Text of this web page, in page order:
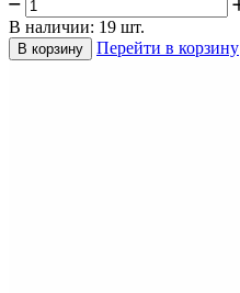
В наличии: 19 шт.
В корзину Перейти в корзину